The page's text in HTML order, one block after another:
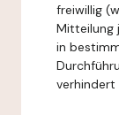
freiwillig
Mitteilung
in
verhindert